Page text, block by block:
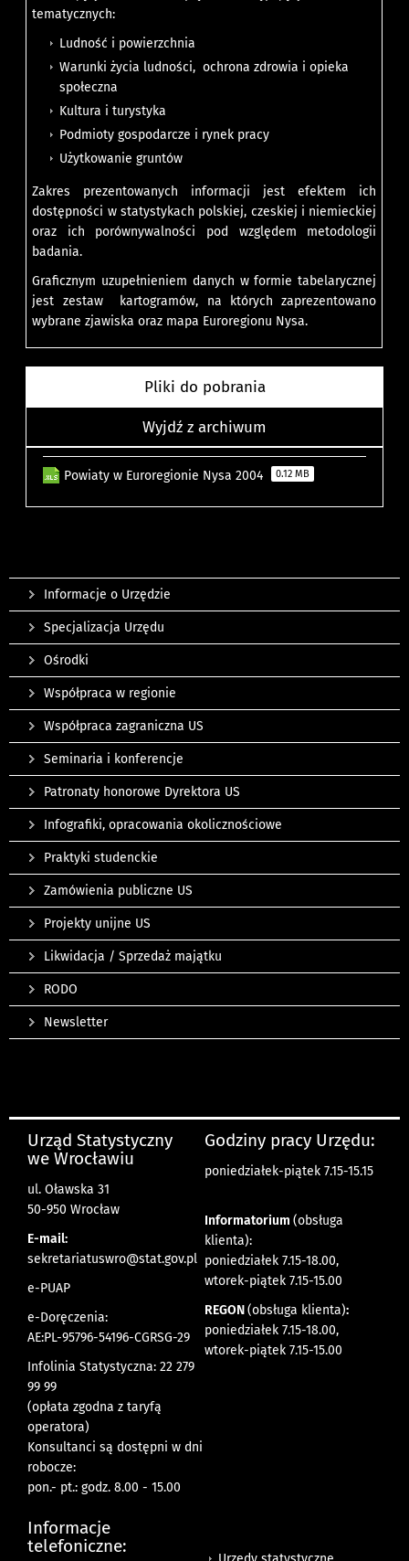
tematycznych:
Ludność i powierzchnia
Warunki życia ludności, ochrona zdrowia i opieka
społeczna
Kultura i turystyka
Podmioty gospodarcze i rynek pracy
Użytkowanie gruntów
Zakres prezentowanych informacji jest efektem ich
dostępności w statystykach polskiej, czeskiej i niemieckiej
oraz ich porównywalności pod względem metodologii
badania.
Graficznym uzupełnieniem danych w formie tabelarycznej
jest zestaw kartogramów, na których zaprezentowano
wybrane zjawiska oraz mapa Euroregionu Nysa.
Pliki do pobrania
Wyjdź z archiwum
Powiaty w Euroregionie Nysa 2004 0.12 MB
Informacje o Urzędzie
Specjalizacja Urzędu
Ośrodki
Współpraca w regionie
Współpraca zagraniczna US
Seminaria i konferencje
Patronaty honorowe Dyrektora US
Infografiki, opracowania okolicznościowe
Praktyki studenckie
Zamówienia publiczne US
Projekty unijne US
Likwidacja / Sprzedaż majątku
RODO
Newsletter
Urząd Statystyczny
we Wrocławiu
ul. Oławska 31
50-950 Wrocław
E-mail:
sekretariatuswro@stat.gov.pl
e-PUAP
e-Doręczenia:
AE:PL-95796-54196-CGRSG-29
Infolinia Statystyczna: 22 279
99 99
(opłata zgodna z taryfą
operatora)
Konsultanci są dostępni w dni
robocze:
pon.- pt.: godz. 8.00 - 15.00
Godziny pracy Urzędu:
poniedziałek-piątek 7.15-15.15
Informatorium (obsługa
klienta):
poniedziałek 7.15-18.00,
wtorek-piątek 7.15-15.00
REGON(obsługa klienta):
poniedziałek 7.15-18.00,
wtorek-piątek 7.15-15.00
Informacje
telefoniczne: